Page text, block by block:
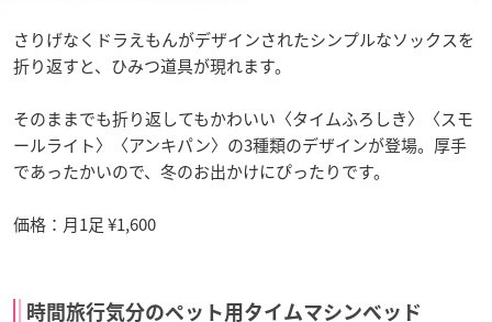
さりげなくドラえもんがデザインされたシンプルなソックスを
折り返すと、ひみつ道具が現れます。
そのままでも折り返してもかわいい〈タイムふろしき〉〈スモ
ールライト〉〈アンキパン〉の3種類のデザインが登場。厚手
であったかいので、冬のお出かけにぴったりです。
価格：月1足 ¥1,600
時間旅行気分のペット用タイムマシンベッド